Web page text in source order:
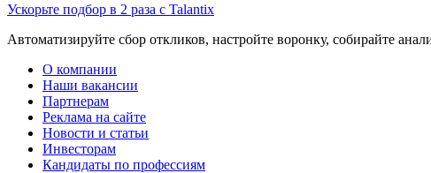
Ускорьте подбор в 2 раза с Talantix
Автоматизируйте сбор откликов, настройте воронку, собирайте
О компании
Наши вакансии
Партнерам
Реклама на сайте
Новости и статьи
Инвесторам
Кандидаты по профессиям